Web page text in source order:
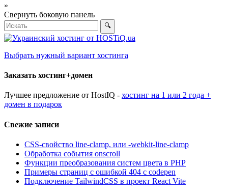
»
Свернуть боковую панель
🔍
Выбрать нужный вариант хостинга
Заказать хостинг+домен
Лучшее предложение от HostIQ - хостинг на 1 или 2 года +
домен в подарок
Свежие записи
CSS-свойство line-clamp, или -webkit-line-clamp
Обработка события onscroll
Функции преобразования систем цвета в PHP
Примеры страниц с ошибкой 404 с codepen
Подключение TailwindCSS в проект React Vite